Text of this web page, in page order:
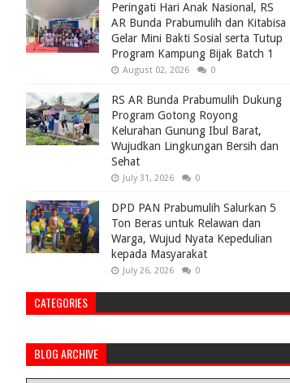
Peringati Hari Anak Nasional, RS
AR Bunda Prabumulih dan Kitabisa
Gelar Mini Bakti Sosial serta Tutup
Program Kampung Bijak Batch 1
August 02, 2026 0
RS AR Bunda Prabumulih Dukung
Program Gotong Royong
Kelurahan Gunung Ibul Barat,
Wujudkan Lingkungan Bersih dan
Sehat
July 31, 2026 0
DPD PAN Prabumulih Salurkan 5
Ton Beras untuk Relawan dan
Warga, Wujud Nyata Kepedulian
kepada Masyarakat
July 26, 2026 0
CATEGORIES
BLOG ARCHIVE